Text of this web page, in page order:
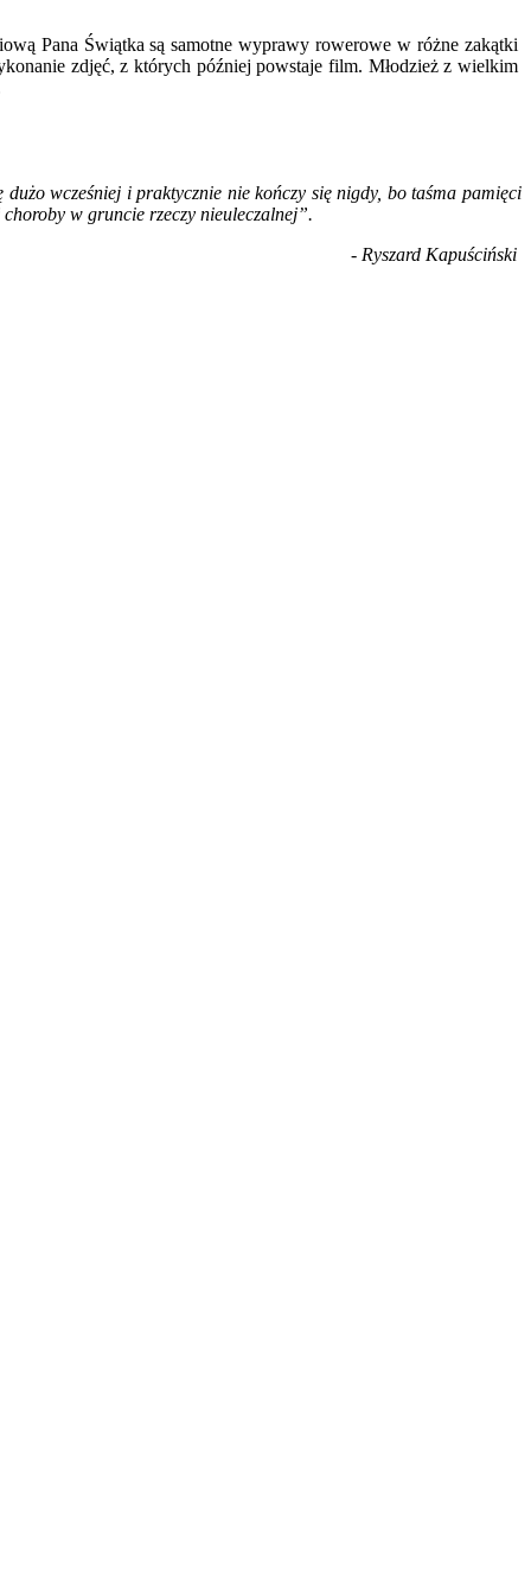
Pana Świątka są samotne wyprawy rowerowe w różne zakątki
zdjęć, z których później powstaje film. Młodzież z wielkim
wcześniej i praktycznie nie kończy się nigdy, bo taśma pamięci
w gruncie rzeczy nieuleczalnej”.
- Ryszard Kapuściński